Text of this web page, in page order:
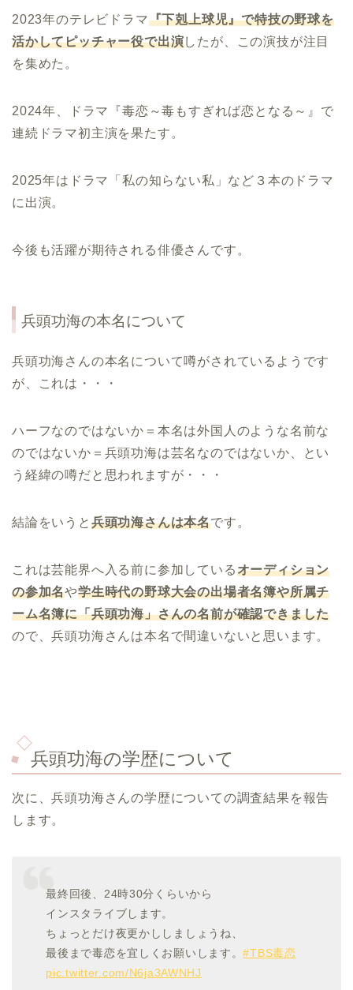
2023年のテレビドラマ『下剋上球児』で特技の野球を
活かしてピッチャー役で出演したが、この演技が注目
を集めた。
2024年、ドラマ『毒恋～毒もすぎれば恋となる～』で
連続ドラマ初主演を果たす。
2025年はドラマ「私の知らない私」など３本のドラマ
に出演。
今後も活躍が期待される俳優さんです。
兵頭功海の本名について
兵頭功海さんの本名について噂がされているようです
が、これは・・・
ハーフなのではないか＝本名は外国人のような名前な
のではないか＝兵頭功海は芸名なのではないか、とい
う経緯の噂だと思われますが・・・
結論をいうと 兵頭功海さんは本名です。
これは芸能界へ入る前に参加しているオーディション
の参加名や学生時代の野球大会の出場者名簿や所属チ
ーム名簿に「兵頭功海」さんの名前が確認できました
ので、兵頭功海さんは本名で間違いないと思います。
兵頭功海の学歴について
次に、兵頭功海さんの学歴についての調査結果を報告
します。
最終回後、24時30分くらいから
インスタライブします。
ちょっとだけ夜更かししましょうね、
最後まで毒恋を宜しくお願いします。#TBS毒恋
pic.twitter.com/N6ja3AWNHJ